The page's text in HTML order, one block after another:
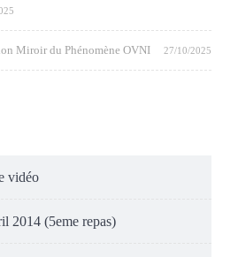
Miroir du Phénomène OVNI 27/10/2025
vidéo
2014 (5eme repas)